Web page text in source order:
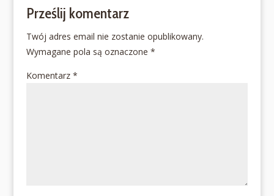
Prześlij komentarz
Twój adres email nie zostanie opublikowany.
Wymagane pola są oznaczone *
Komentarz *